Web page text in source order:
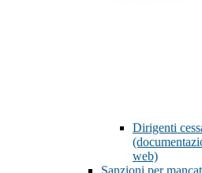
Dirigenti
web)
Sanzioni per